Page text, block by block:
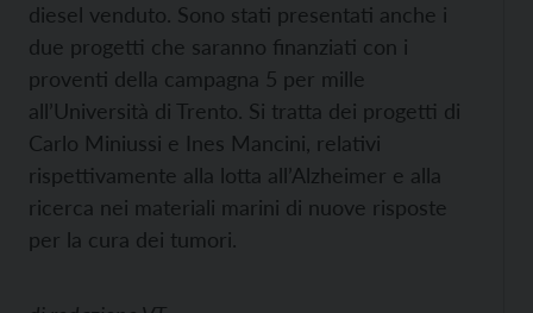
diesel venduto. Sono stati presentati anche i
due progetti che saranno finanziati con i
proventi della campagna 5 per mille
all’Università di Trento. Si tratta dei progetti di
Carlo Miniussi e Ines Mancini, relativi
rispettivamente alla lotta all’Alzheimer e alla
ricerca nei materiali marini di nuove risposte
per la cura dei tumori.